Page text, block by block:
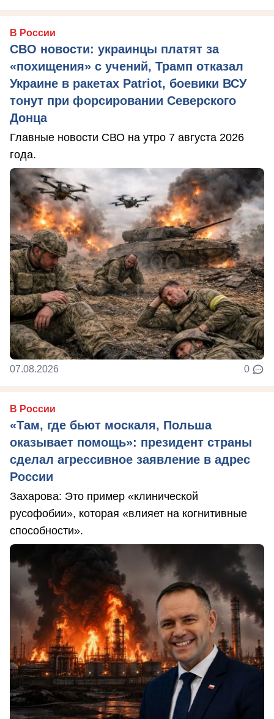
В России
СВО новости: украинцы платят за
«похищения» с учений, Трамп отказал
Украине в ракетах Patriot, боевики ВСУ
тонут при форсировании Северского
Донца
Главные новости СВО на утро 7 августа 2026
года.
07.08.2026 0
В России
«Там, где бьют москаля, Польша
оказывает помощь»: президент страны
сделал агрессивное заявление в адрес
России
Захарова: Это пример «клинической
русофобии», которая «влияет на когнитивные
способности».